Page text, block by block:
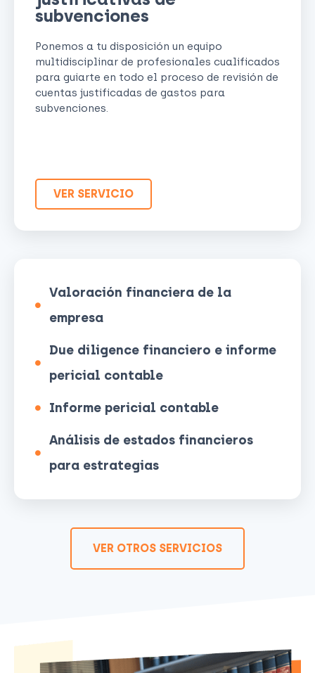
subvenciones
Ponemos a tu disposición un equipo
multidisciplinar de profesionales cualificados
para guiarte en todo el proceso de revisión de
cuentas justificadas de gastos para
subvenciones.
VER SERVICIO
Valoración financiera de la
empresa
Due diligence financiero e informe
pericial contable
Informe pericial contable
Análisis de estados financieros
para estrategias
VER OTROS SERVICIOS